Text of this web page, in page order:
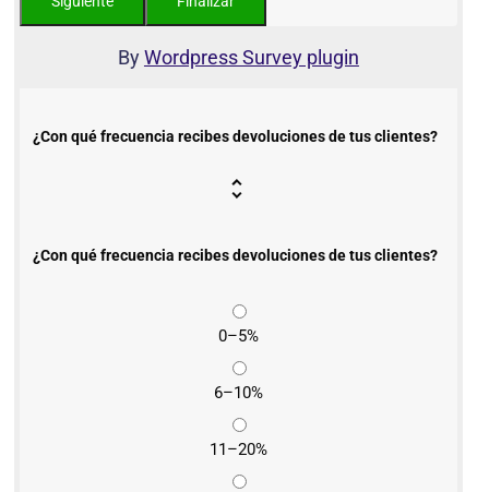
ByWordpress Survey plugin
¿Con qué frecuencia recibes devoluciones de tus clientes?
¿Con qué frecuencia recibes devoluciones de tus clientes?
0–5%
6–10%
11–20%